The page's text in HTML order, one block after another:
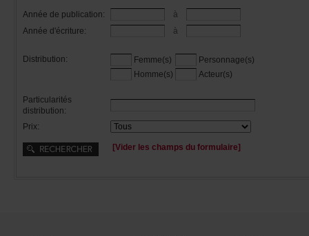
Annéedepublication:
à
Annéed'écriture:
à
Distribution: Femme(s)
Personnage(s)
Homme(s)
Acteur(s)
Particularités
distribution:
Prix:
[Viderleschampsduformulaire]